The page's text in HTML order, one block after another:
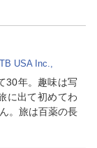
USA Inc.,
30年。趣味は写
に出て初めてわ
。旅は百薬の長